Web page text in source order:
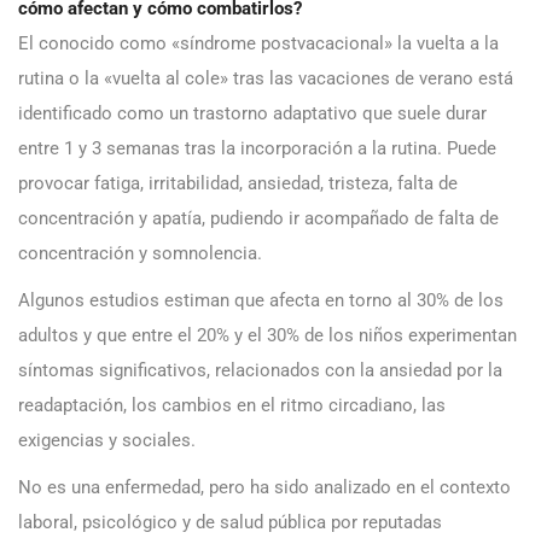
cómo afectan y cómo combatirlos?
El conocido como «síndrome postvacacional» la vuelta a la
rutina o la «vuelta al cole» tras las vacaciones de verano está
identificado como un trastorno adaptativo que suele durar
entre 1 y 3 semanas tras la incorporación a la rutina. Puede
provocar fatiga, irritabilidad, ansiedad, tristeza, falta de
concentración y apatía, pudiendo ir acompañado de falta de
concentración y somnolencia.
Algunos estudios estiman que afecta en torno al 30% de los
adultos y que entre el 20% y el 30% de los niños experimentan
síntomas significativos, relacionados con la ansiedad por la
readaptación, los cambios en el ritmo circadiano, las
exigencias y sociales.
No es una enfermedad, pero ha sido analizado en el contexto
laboral, psicológico y de salud pública por reputadas